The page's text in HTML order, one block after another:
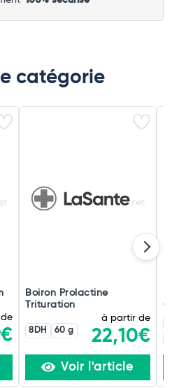
catégorie
Boiron Prolactine
Trituration
8DH 60 g
à partir de
22,10€
Voir l'article